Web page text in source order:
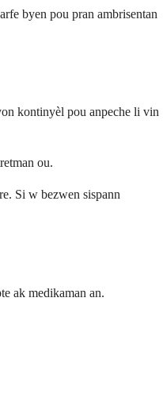
byen pou pran ambrisentan
kontinyèl pou anpeche li vin
ou.
Si w bezwen sispann
ak medikaman an.